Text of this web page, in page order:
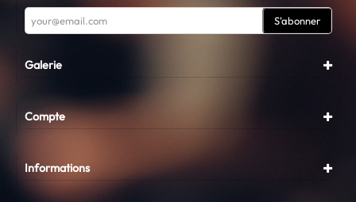
S'abonner
Galerie
Compte
Informations